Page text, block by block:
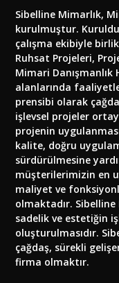
Sibelline Mimarlık,
kurulmuştur.
çalışma ekibiyle
Ruhsat Projeleri,
Mimari
alanlarında
prensibi olarak
işlevsel projeler
projenin
kalite, doğru
sürdürülmesine
müşterilerimizin en
maliyet ve
olmaktadır. Sibelline
sadelik ve estetiğin
oluşturulmasıdır.
çağdaş, sürekli
firma olmaktır.